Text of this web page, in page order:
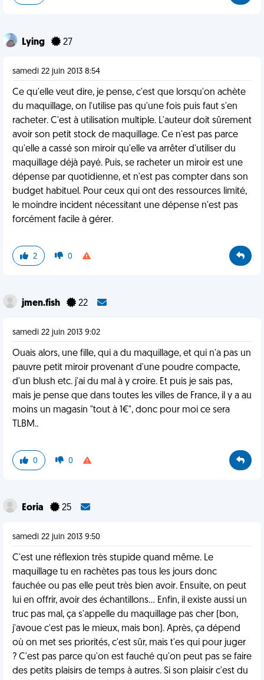
Lying 27
samedi 22 juin 2013 8:54
Ce qu'elle veut dire, je pense, c'est que lorsqu'on achète
du maquillage, on l'utilise pas qu'une fois puis faut s'en
racheter. C'est à utilisation multiple. L'auteur doit sûrement
avoir son petit stock de maquillage. Ce n'est pas parce
qu'elle a cassé son miroir qu'elle va arrêter d'utiliser du
maquillage déjà payé. Puis, se racheter un miroir est une
dépense par quotidienne, et n'est pas compter dans son
budget habituel. Pour ceux qui ont des ressources limité,
le moindre incident nécessitant une dépense n'est pas
forcément facile à gérer.
2 0
jmen.fish 22
samedi 22 juin 2013 9:02
Ouais alors, une fille, qui a du maquillage, et qui n'a pas un
pauvre petit miroir provenant d'une poudre compacte,
d'un blush etc. j'ai du mal à y croire. Et puis je sais pas,
mais je pense que dans toutes les villes de France, il y a au
moins un magasin "tout à 1€", donc pour moi ce sera
TLBM..
0 0
Eoria 25
samedi 22 juin 2013 9:50
C'est une réflexion très stupide quand même. Le
maquillage tu en rachètes pas tous les jours donc
fauchée ou pas elle peut très bien avoir. Ensuite, on peut
lui en offrir, avoir des échantillons... Enfin, il existe aussi un
truc pas mal, ça s'appelle du maquillage pas cher (bon,
j'avoue c'est pas le mieux, mais bon). Après, ça dépend
où on met ses priorités, c'est sûr, mais t'es qui pour juger
? C'est pas parce qu'on est fauché qu'on peut pas se faire
des petits plaisirs de temps à autres. Si son plaisir c'est du